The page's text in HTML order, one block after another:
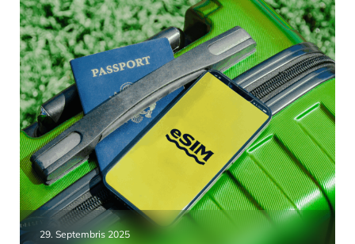
29. Septembris 2025